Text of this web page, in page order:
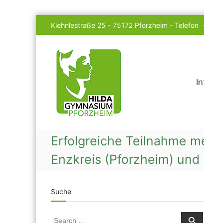
Kiehnlestraße 25 - 75172 Pforzheim - Telefon
Hilda
Gymnasium
Erfolgreiche Teilnahme
Enzkreis (Pforzheim)
Suche
Search